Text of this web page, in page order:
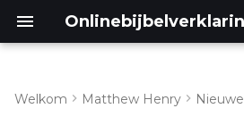
Welkom Matthew Henry